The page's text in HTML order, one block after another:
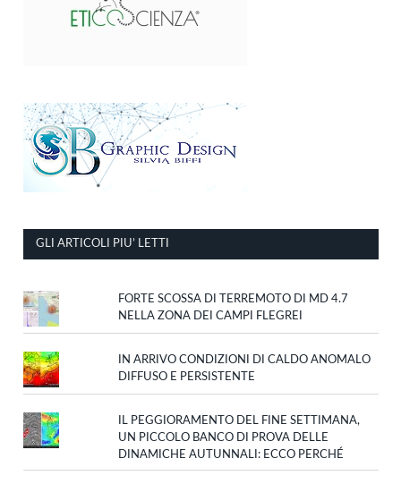
GLI ARTICOLI PIU’ LETTI
FORTE SCOSSA DI TERREMOTO DI MD 4.7
NELLA ZONA DEI CAMPI FLEGREI
IN ARRIVO CONDIZIONI DI CALDO ANOMALO
DIFFUSO E PERSISTENTE
IL PEGGIORAMENTO DEL FINE SETTIMANA,
UN PICCOLO BANCO DI PROVA DELLE
DINAMICHE AUTUNNALI: ECCO PERCHÉ